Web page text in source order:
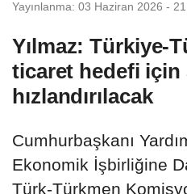
Yayınlanma: 03 Haziran 2026 -
Yılmaz: Türkiye-
ticaret hedefi için
hızlandırılacak
Cumhurbaşkanı
Ekonomik İşbirliğine
Türk-Türkmen